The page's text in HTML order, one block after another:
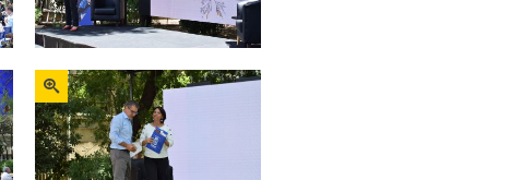
Zoom